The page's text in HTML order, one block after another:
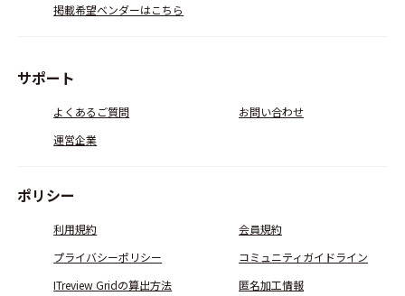
掲載希望ベンダーはこちら
サポート
よくあるご質問
お問い合わせ
運営企業
ポリシー
利用規約
会員規約
プライバシーポリシー
コミュニティガイドライン
ITreview Gridの算出方法
匿名加工情報